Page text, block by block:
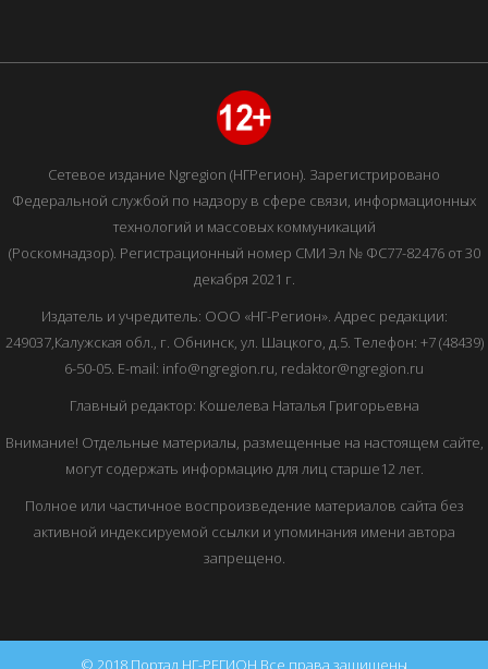
Сетевое издание Ngregion (НГРегион). Зарегистрировано
Федеральной службой по надзору в сфере связи, информационных
технологий и массовых коммуникаций
(Роскомнадзор). Регистрационный номер СМИ Эл № ФС77-82476 от 30
декабря 2021 г.
Издатель и учредитель: ООО «НГ-Регион». Адрес редакции:
249037,Калужская обл., г. Обнинск, ул. Шацкого, д.5. Телефон: +7 (48439)
6-50-05. E-mail: info@ngregion.ru, redaktor@ngregion.ru
Главный редактор: Кошелева Наталья Григорьевна
Внимание! Отдельные материалы, размещенные на настоящем сайте,
могут содержать информацию для лиц старше12 лет.
Полное или частичное воспроизведение материалов сайта без
активной индексируемой ссылки и упоминания имени автора
запрещено.
© 2018 Портал НГ-РЕГИОН Все права защищены